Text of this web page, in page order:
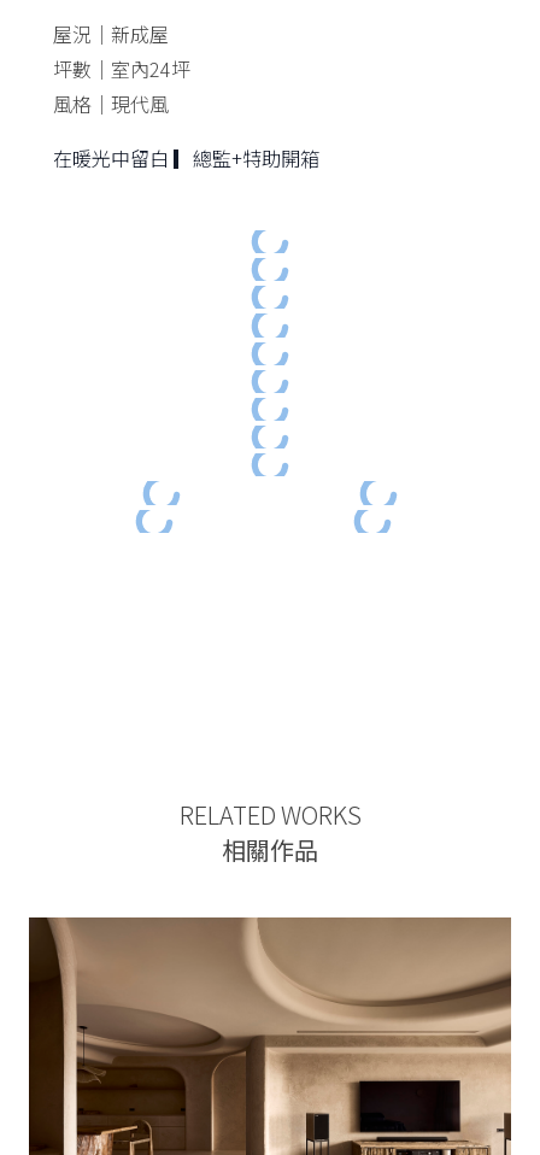
屋況｜新成屋
坪數｜室內24坪
風格｜現代風
在暖光中留白 ▎總監+特助開箱
RELATED WORKS
相關作品